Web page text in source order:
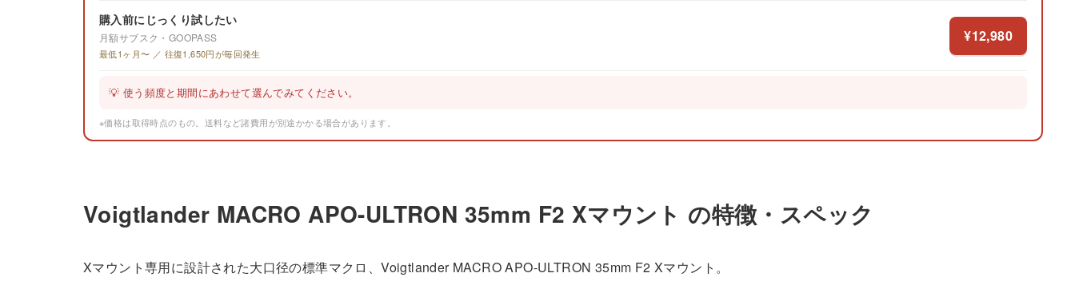
購入前にじっくり試したい
月額サブスク・GOOPASS
最低1ヶ月〜 ／ 往復1,650円が毎回発生
¥12,980
💡 使う頻度と期間にあわせて選んでみてください。
※価格は取得時点のもの。送料など諸費用が別途かかる場合があります。
Voigtlander MACRO APO-ULTRON 35mm F2 Xマウント の特徴・スペック
Xマウント専用に設計された大口径の標準マクロ、Voigtlander MACRO APO-ULTRON 35mm F2 Xマウント。